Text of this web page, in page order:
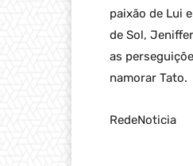
paixão de Lui
de Sol,
as
namorar Tato.
RedeNoticia